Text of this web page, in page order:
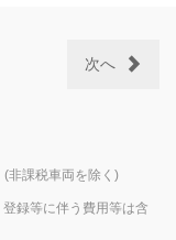
次へ
非課税車両を除く)
録等に伴う費用等は含